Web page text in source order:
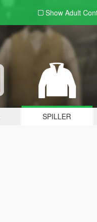
Show Adult
SPILLER